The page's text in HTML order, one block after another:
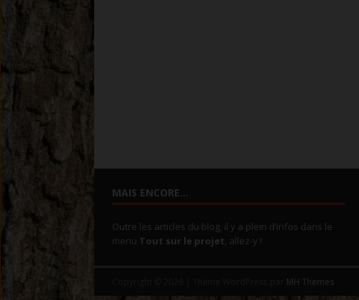
MAIS ENCORE…
Outre les articles du blog, il y a plein d’infos dans le
menu Tout sur le projet, allez-y !
MH Themes